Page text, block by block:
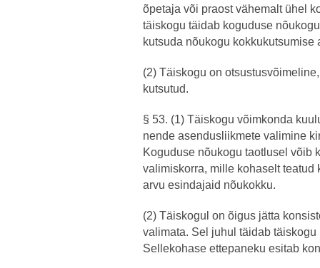
õpetaja või praost vähemalt ühel
täiskogu täidab koguduse
kutsuda nõukogu kokkukutsumise
(2) Täiskogu on
kutsutud.
§ 53. (1) Täiskogu võimkonda
nende asendusliikmete valimine
Koguduse nõukogu taotlusel võib
valimiskorra, mille kohaselt
arvu esindajaid nõukokku.
(2) Täiskogul on õigus jätta
valimata. Sel juhul täidab
Sellekohase ettepaneku esitab